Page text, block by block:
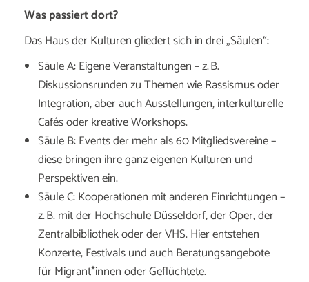
Was passiert dort?
Das Haus der Kulturen gliedert sich in drei „Säulen“:
Säule A: Eigene Veranstaltungen – z. B.
Diskussionsrunden zu Themen wie Rassismus oder
Integration, aber auch Ausstellungen, interkulturelle
Cafés oder kreative Workshops.
Säule B: Events der mehr als 60 Mitgliedsvereine –
diese bringen ihre ganz eigenen Kulturen und
Perspektiven ein.
Säule C: Kooperationen mit anderen Einrichtungen –
z. B. mit der Hochschule Düsseldorf, der Oper, der
Zentralbibliothek oder der VHS. Hier entstehen
Konzerte, Festivals und auch Beratungsangebote
für Migrant*innen oder Geflüchtete.